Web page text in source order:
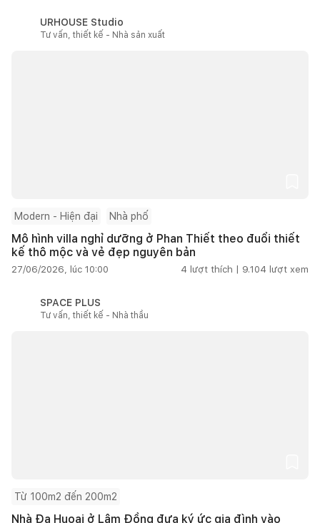
URHOUSE Studio
Tư vấn, thiết kế - Nhà sản xuất
Modern - Hiện đại Nhà phố
Mô hình villa nghỉ dưỡng ở Phan Thiết theo đuổi thiết
kế thô mộc và vẻ đẹp nguyên bản
27/06/2026, lúc 10:00 4 lượt thích | 9.104 lượt xem
SPACE PLUS
Tư vấn, thiết kế - Nhà thầu
Từ 100m2 đến 200m2
Nhà Đạ Huoai ở Lâm Đồng đưa ký ức gia đình vào